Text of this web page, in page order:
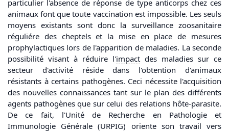
particulier l'absence de réponse de type anticorps chez ces
animaux font que toute vaccination est impossible. Les seuls
moyens existants sont donc la surveillance zoosanitaire
réguliére des cheptels et la mise en place de mesures
prophylactiques lors de l'apparition de maladies. La seconde
possibilité visant à réduire l'impact des maladies sur ce
secteur d'activité réside dans l'obtention d'animaux
résistants à certains pathogènes. Ceci nécessite l'acquisition
des nouvelles connaissances tant sur le plan des différents
agents pathogènes que sur celui des relations hôte-parasite.
De ce fait, l'Unité de Recherche en Pathologie et
Immunologie Générale (URPIG) oriente son travail vers